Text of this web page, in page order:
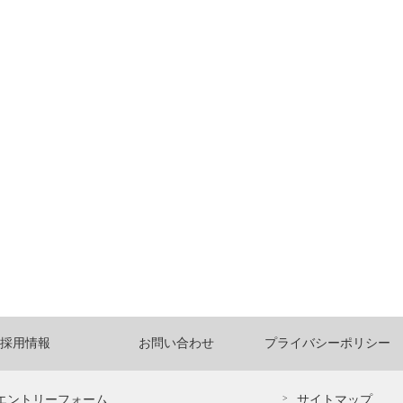
採用情報
ントリーフォーム
お問い合わせ プライバシーポリシー
サイトマップ